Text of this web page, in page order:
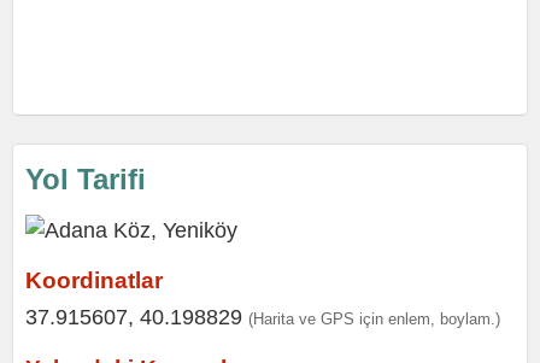
Yol Tarifi
Koordinatlar
37.915607, 40.198829 (Harita ve GPS için enlem, boylam.)